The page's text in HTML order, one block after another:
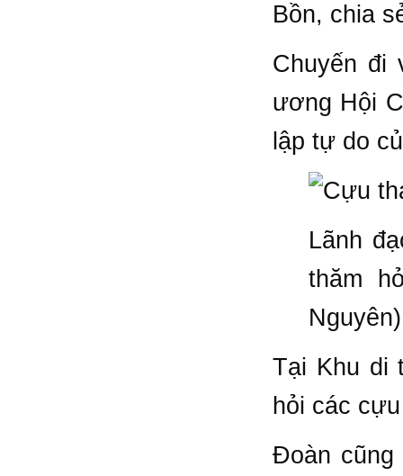
Bồn, chia
Chuyến đi
ương Hội
lập tự do
Lãnh
thăm
Tại Khu di
hỏi các
Đoàn